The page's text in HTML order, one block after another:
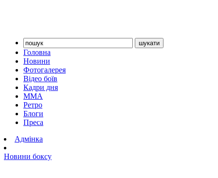
Головна
Новини
Фотогалерея
Відео боїв
Кадри дня
ММА
Ретро
Блоги
Преса
Адмінка
Новини боксу